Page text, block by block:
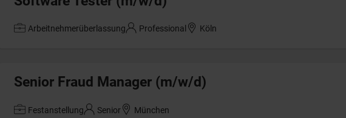
Arbeitnehmerüberlassung Professional Köln
Senior Fraud Manager (m/w/d)
Festanstellung Senior München